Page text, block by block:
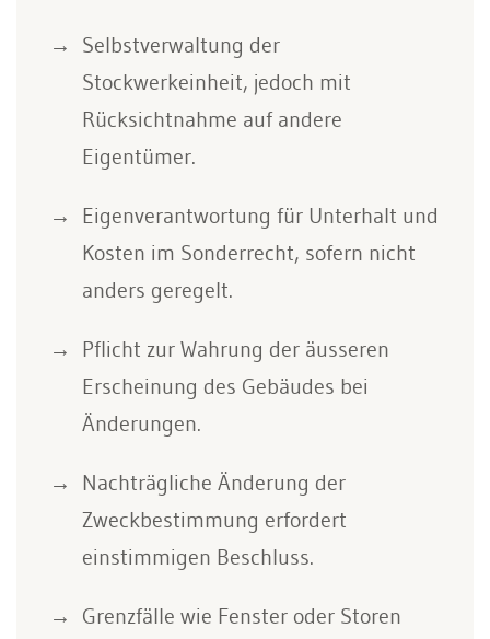
Selbstverwaltung der
Stockwerkeinheit, jedoch mit
Rücksichtnahme auf andere
Eigentümer.
Eigenverantwortung für Unterhalt und
Kosten im Sonderrecht, sofern nicht
anders geregelt.
Pflicht zur Wahrung der äusseren
Erscheinung des Gebäudes bei
Änderungen.
Nachträgliche Änderung der
Zweckbestimmung erfordert
einstimmigen Beschluss.
Grenzfälle wie Fenster oder Storen